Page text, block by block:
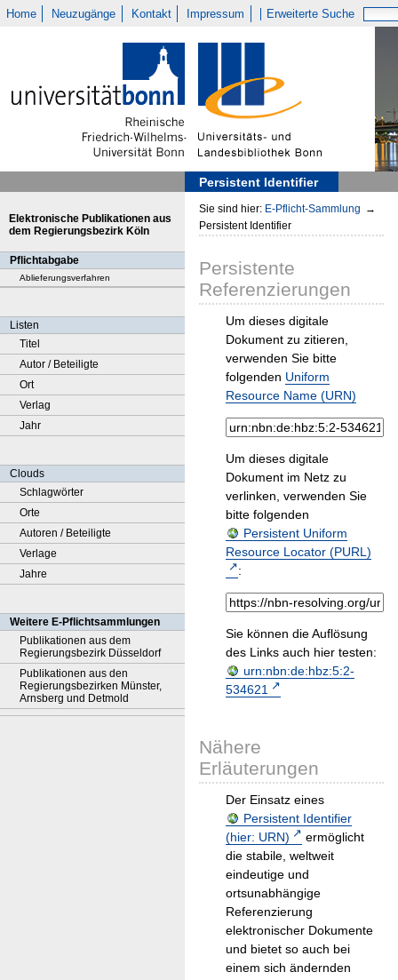
Home Neuzugänge Kontakt Impressum Erweiterte Suche
Persistent Identifier
Elektronische Publikationen aus
dem Regierungsbezirk Köln
Pflichtabgabe
Ablieferungsverfahren
Listen
Titel
Autor / Beteiligte
Ort
Verlag
Jahr
Clouds
Schlagwörter
Orte
Autoren / Beteiligte
Verlage
Jahre
Weitere E-Pflichtsammlungen
Publikationen aus dem
Regierungsbezirk Düsseldorf
Publikationen aus den
Regierungsbezirken Münster,
Arnsberg und Detmold
Sie sind hier: E-Pflicht-Sammlung →
Persistent Identifier
Persistente
Referenzierungen
Um dieses digitale
Dokument zu zitieren,
verwenden Sie bitte
folgenden Uniform
Resource Name (URN)
Um dieses digitale
Dokument im Netz zu
verlinken, verwenden Sie
bitte folgenden
Persistent Uniform
Resource Locator (PURL)
:
Sie können die Auflösung
des Links auch hier testen:
urn:nbn:de:hbz:5:2-
534621
Nähere
Erläuterungen
Der Einsatz eines
Persistent Identifier
(hier: URN)
ermöglicht
die stabile, weltweit
eindeutige und
ortsunabhängige
Referenzierung
elektronischer Dokumente
und bietet so auch bei
einem sich ändernden